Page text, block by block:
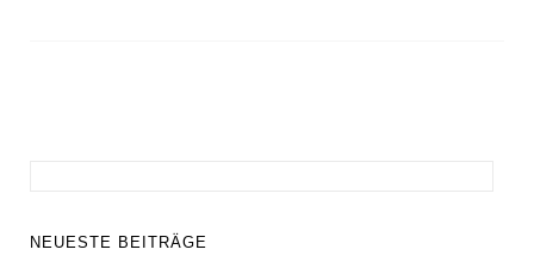
NEUESTE BEITRÄGE